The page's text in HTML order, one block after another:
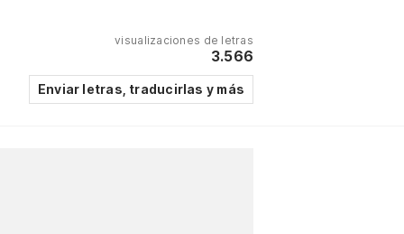
visualizaciones de letras
3.566
Enviar letras, traducirlas y más